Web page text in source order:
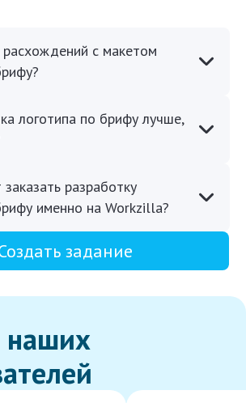
с макетом
логотипа по брифу лучше,
разработку
именно на Workzilla?
задание